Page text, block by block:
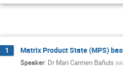
1 Matrix Product State (MPS)
Speaker: Dr Mari Carmen Bañuls (